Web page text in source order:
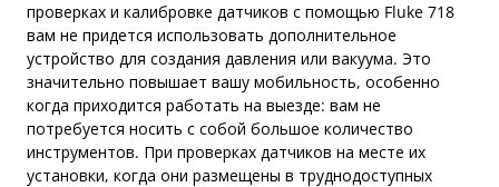
проверках и калибровке датчиков с помощью Fluke 718
вам не придется использовать дополнительное
устройство для создания давления или вакуума. Это
значительно повышает вашу мобильность, особенно
когда приходится работать на выезде: вам не
потребуется носить с собой большое количество
инструментов. При проверках датчиков на месте их
установки, когда они размещены в труднодоступных